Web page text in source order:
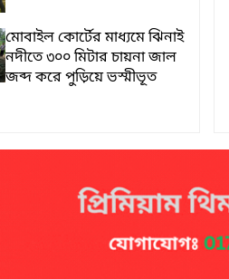
মোবাইল কোর্টের মাধ্যমে ঝিনাই
নদীতে ৩০০ মিটার চায়না জাল
জব্দ করে পুড়িয়ে ভস্মীভূত